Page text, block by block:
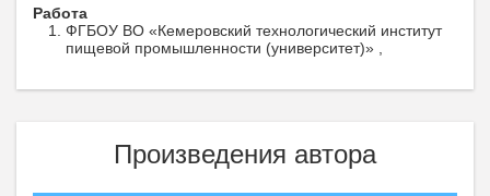
Работа
ФГБОУ ВО «Кемеровский технологический институт
пищевой промышленности (университет)» ,
Произведения автора